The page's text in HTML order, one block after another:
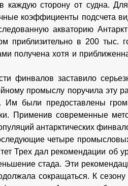
каждую сторону от судна.
коэффициенты подсчета
акваторию
приблизительно в 200 тыс.
получена хотя и
финвалов заставило
промыслу поручила эту
Им были предоставлены
Применив современные
антарктических
четыре
Трех дал рекомендации об
стада. Эти
сокращаться. К сезону